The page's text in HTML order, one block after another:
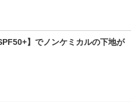
】でノンケミカルの下地が